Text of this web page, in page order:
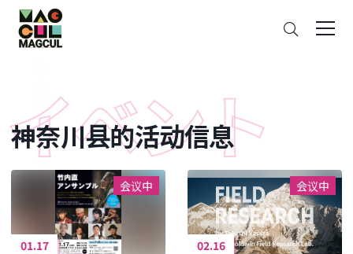
ン
テ
ン
ス
キ
ッ
プ
神奈川县的活动信息
会议中
01.17
会议中
02.16